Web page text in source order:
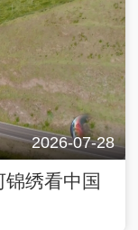
2026-07-28
锦绣看中国